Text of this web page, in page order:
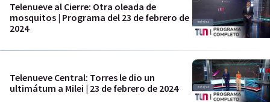
Telenueve al Cierre: Otra oleada de
mosquitos | Programa del 23 de febrero de
2024
Telenueve Central: Torres le dio un
ultimátum a Milei | 23 de febrero de 2024